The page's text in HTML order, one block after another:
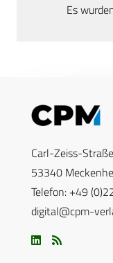
Es
Carl-Zeiss-
53340
Telefon: +49
digital@cpm-